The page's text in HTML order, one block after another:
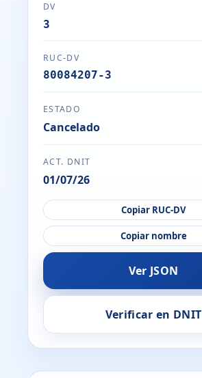
DV
3
RUC-DV
80084207-3
ESTADO
Cancelado
ACT. DNIT
01/07/26
Copiar RUC-DV
Copiar nombre
Ver JSON
Verificar en DNIT